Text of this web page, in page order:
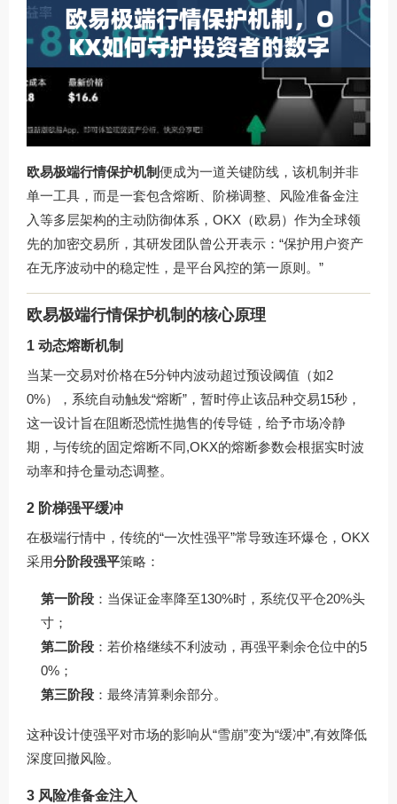
欧易极端行情保护机制便成为一道关键防线，该机制并非
单一工具，而是一套包含熔断、阶梯调整、风险准备金注
入等多层架构的主动防御体系，OKX（欧易）作为全球领
先的加密交易所，其研发团队曾公开表示：“保护用户资产
在无序波动中的稳定性，是平台风控的第一原则。”
欧易极端行情保护机制的核心原理
1 动态熔断机制
当某一交易对价格在5分钟内波动超过预设阈值（如2
0%），系统自动触发“熔断”，暂时停止该品种交易15秒，
这一设计旨在阻断恐慌性抛售的传导链，给予市场冷静
期，与传统的固定熔断不同,OKX的熔断参数会根据实时波
动率和持仓量动态调整。
2 阶梯强平缓冲
在极端行情中，传统的“一次性强平”常导致连环爆仓，OKX
采用分阶段强平策略：
第一阶段 ：当保证金率降至130%时，系统仅平仓20%头
寸；
第二阶段 ：若价格继续不利波动，再强平剩余仓位中的5
0%；
第三阶段 ：最终清算剩余部分。
这种设计使强平对市场的影响从“雪崩”变为“缓冲”,有效降低
深度回撤风险。
3 风险准备金注入